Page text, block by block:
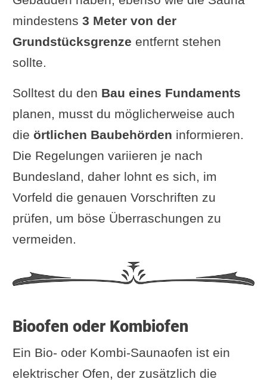
mindestens 3 Meter von der
Grundstücksgrenze entfernt stehen
sollte.
Solltest du den Bau eines Fundaments
planen, musst du möglicherweise auch
die örtlichen Baubehörden informieren.
Die Regelungen variieren je nach
Bundesland, daher lohnt es sich, im
Vorfeld die genauen Vorschriften zu
prüfen, um böse Überraschungen zu
vermeiden.
Bioofen oder Kombiofen
Ein Bio- oder Kombi-Saunaofen ist ein
elektrischer Ofen, der zusätzlich die